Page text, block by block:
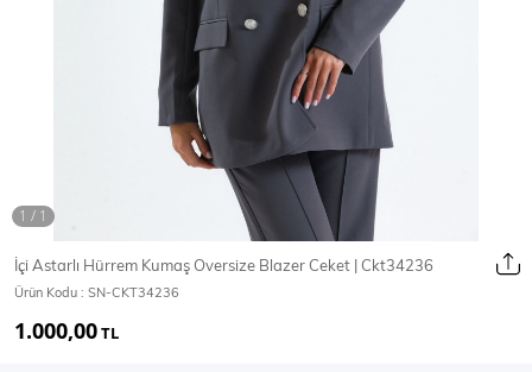
Mont & Kaban Yağmurluk
T-Shirt
İçi Astarlı Hürrem Kumaş Oversize Blazer Ceket | Ckt34236
Ürün Kodu : SN-CKT34236
1.000,00TL